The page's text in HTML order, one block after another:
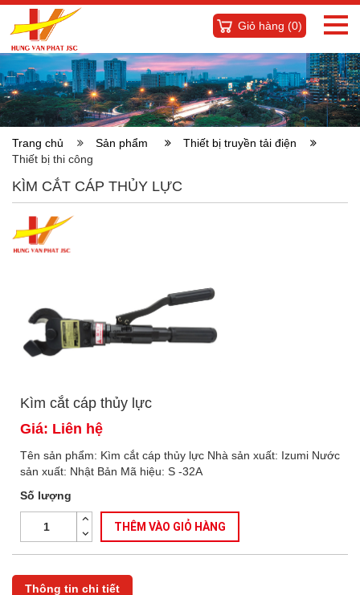
Giỏ hàng (0)
Trang chủ Sản phẩm
Thiết bị truyền tải điện
Thiết bị thi công
KÌM CẮT CÁP THỦY LỰC
Kìm cắt cáp thủy lực
Giá: Liên hệ
Tên sản phẩm: Kìm cắt cáp thủy lực Nhà sản xuất: Izumi Nước
sản xuất: Nhật Bản Mã hiệu: S -32A
Số lượng
THÊM VÀO GIỎ HÀNG
Thông tin chi tiết